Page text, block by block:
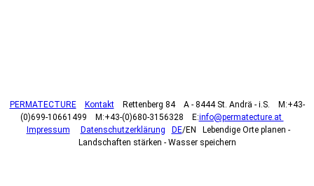
PERMATECTURE KontaktRettenberg 84 A - 8444 St. Andrä - i.S. M:+43-
(0)699-10661499 M:+43-(0)680-3156328 E:info@permatecture.at
Impressum
Datenschutzerklärung DE/EN Lebendige Orte planen -
Landschaften stärken - Wasser speichern